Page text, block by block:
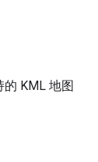
KML 地图